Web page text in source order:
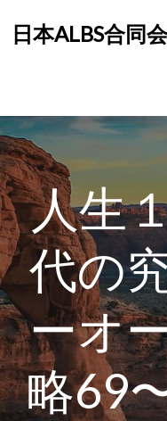
日本ALBS合同
人生
代の
ーオ
略69